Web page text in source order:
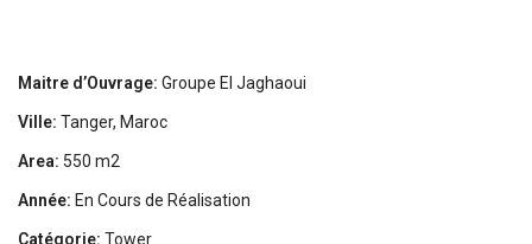
Maitre d’Ouvrage: Groupe El Jaghaoui
Ville: Tanger, Maroc
Area: 550 m2
Année: En Cours de Réalisation
Catégorie: Tower